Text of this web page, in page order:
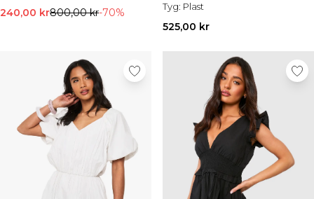
240,00 kr800,00 kr-70%
Tyg: Plast
525,00 kr